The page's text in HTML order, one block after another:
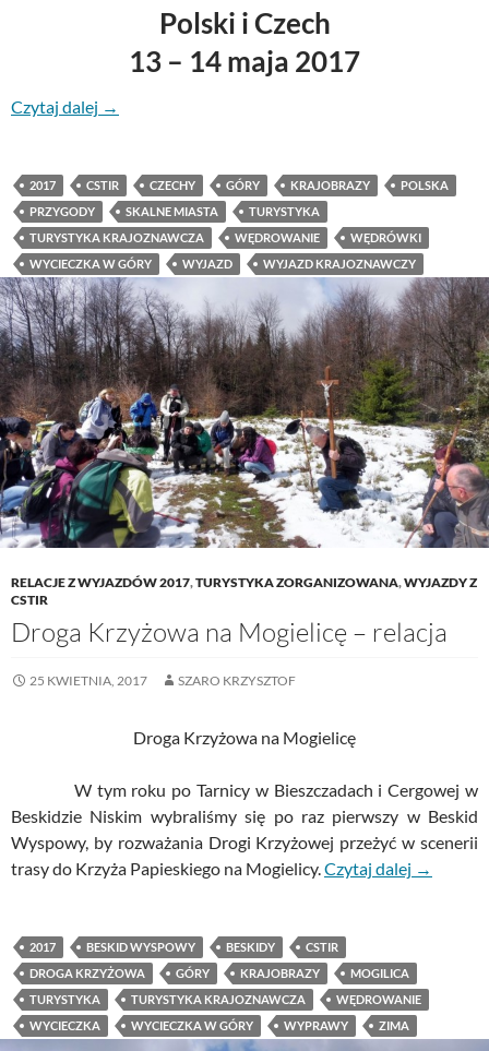
Polski i Czech
13 – 14 maja 2017
Czytaj dalej →
2017 CSTIR CZECHY GÓRY KRAJOBRAZY
POLSKA
PRZYGODY
SKALNE MIASTA
TURYSTYKA
TURYSTYKA KRAJOZNAWCZA
WĘDROWANIE
WĘDRÓWKI
WYCIECZKA W GÓRY
WYJAZD WYJAZD KRAJOZNAWCZY
RELACJE Z WYJAZDÓW 2017,TURYSTYKA ZORGANIZOWANA,WYJAZDY Z
CSTIR
Droga Krzyżowa na Mogielicę – relacja
25 KWIETNIA, 2017 SZARO KRZYSZTOF
Droga Krzyżowa na Mogielicę
W tym roku po Tarnicy w Bieszczadach i Cergowej w
Beskidzie Niskim wybraliśmy się po raz pierwszy w Beskid
Wyspowy, by rozważania Drogi Krzyżowej przeżyć w scenerii
trasy do Krzyża Papieskiego na Mogielicy.Czytaj dalej →
2017 BESKID WYSPOWY BESKIDY
CSTIR
DROGA KRZYŻOWA
GÓRY KRAJOBRAZY
MOGILICA
TURYSTYKA
TURYSTYKA KRAJOZNAWCZA
WĘDROWANIE
WYCIECZKA
WYCIECZKA W GÓRY WYPRAWY ZIMA